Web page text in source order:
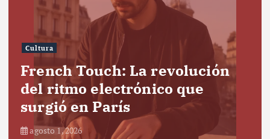
Cultura
French Touch: La revolución
del ritmo electrónico que
surgió en París
agosto 1, 2026